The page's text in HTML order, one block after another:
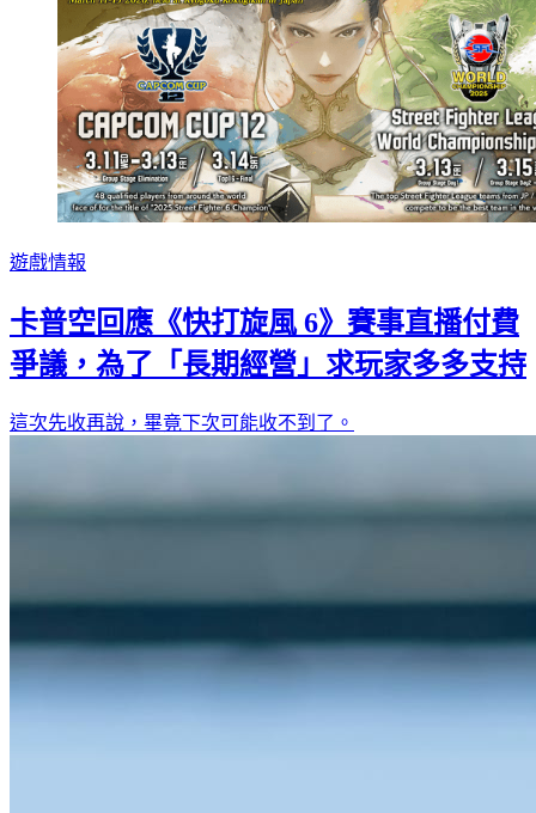
遊戲情報
卡普空回應《快打旋風 6》賽事直播付費
爭議，為了「長期經營」求玩家多多支持
這次先收再說，畢竟下次可能收不到了。